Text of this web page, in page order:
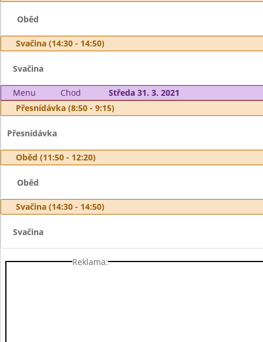
Oběd
Svačina (14:30 - 14:50)
Svačina
Menu Chod
Středa 31. 3. 2021
Přesnídávka (8:50 - 9:15)
Přesnídávka
Oběd (11:50 - 12:20)
Oběd
Svačina (14:30 - 14:50)
Svačina
Reklama: